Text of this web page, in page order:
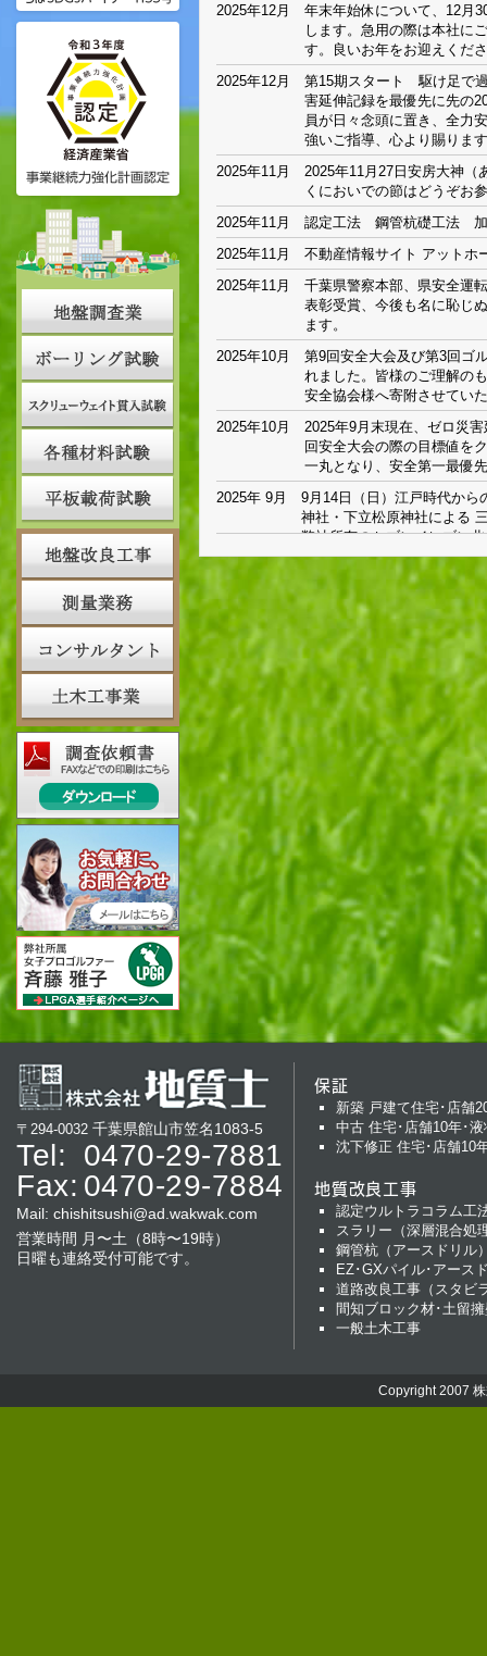
2025年12月
年末年始休について、12月
します。急用の際は本社に
す。良いお年をお迎えくだ
2025年12月
第15期スタート 駆け足で
害延伸記録を最優先に先の
員が日々念頭に置き、全力
強いご指導、心より賜りま
2025年11月
2025年11月27日安房大神（
くにおいでの節はどうぞお
2025年11月
認定工法 鋼管杭礎工法
2025年11月
不動産情報サイト アット
2025年11月
千葉県警察本部、県安全運
表彰受賞、今後も名に恥じ
ます。
2025年10月
第9回安全大会及び第3回ゴ
れました。皆様のご理解の
安全協会様へ寄附させてい
2025年10月
2025年9月末現在、ゼロ災
回安全大会の際の目標値を
一丸となり、安全第一最優
2025年 9月
9月14日（日）江戸時代から
神社・下立松原神社による
弊社所有のセブンイレブン
た。
2025年 9月
9月13日（土）館山中学校
ティーリ千葉主催バスケッ
導を受ける姿、地域貢献の
2025年 8月
令和7年8月17日 弊社建立
2025年 8月
地元、神明神社神輿渡御
2025年 8月
夏季休暇について 例年通り
させていただきます。ご連
ご対応させていただきます。
2025年 5月
今年度安全スローガン 「
高めて全集中」
2025年4月
ゴールデンウィーク休業日
月３日（土）～令和７年５
業期間中、御用の方はご連
2025年2月
本日、2月10日、待望の安
により、祭典を執り行いま
て、鎮座いたしました。 皆
2025年1月
弊社、宮城第４ストックヤ
御祭神(天太玉命）をお祀り
いたします。 身体健全・事
近くにおいでの際は、お立
2025年1月
新年あけましておめでとご
える年となります。初心に
議会員ともども、邁進いた
第二駐車場に資材倉庫を建
はご迷惑をおかけしました
年末年始休について、本日
り１月５日（日）までを休
ければご対応をさせていた
第１４期スタートです。早
め、新年度邁進してまいり
し上げます。
〒294-0032 千葉県館山市笠名1083-5
Tel:
0470-29-7881
Fax: 0470-29-7884
Mail: chishitsushi@ad.wakwak.com
営業時間 月〜土（8時〜19時）
日曜も連絡受付可能です。
保証
新築 戸建て住宅･店舗
中古 住宅･店舗10年･液
沈下修正 住宅･店舗10
地質改良工事
認定ウルトラコラム工
スラリー（深層混合処
鋼管杭（アースドリル
EZ･GXパイル･アース
道路改良工事（スタビ
間知ブロック材･土留
一般土木工事
Copyright 2007